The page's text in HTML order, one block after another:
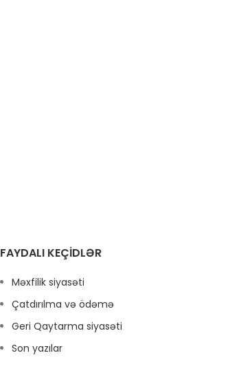
FAYDALI KEÇIDLƏR
Məxfilik siyasəti
Çatdırılma və ödəmə
Geri Qaytarma siyasəti
Son yazılar